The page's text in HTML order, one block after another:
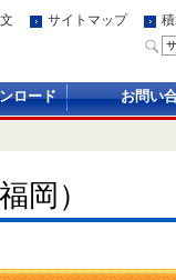
サイトマップ
ロード お問い
岡）